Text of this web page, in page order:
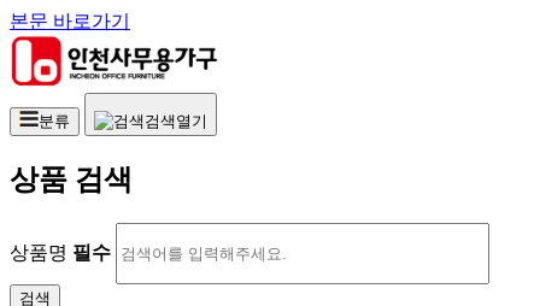
본문 바로가기
분류 검색열기
상품 검색
상품명 필수